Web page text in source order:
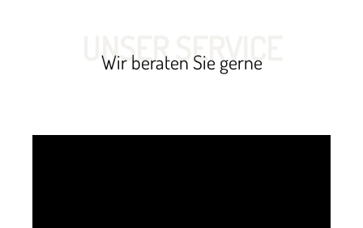
UNSER SERVICE
Wir beraten Sie gerne